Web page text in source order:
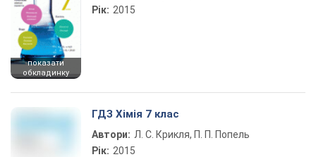
показати
обкладинку
Рік: 2015
ГДЗ Хімія 7 клас
Автори: Л. С. Крикля, П. П. Попель
Рік: 2015